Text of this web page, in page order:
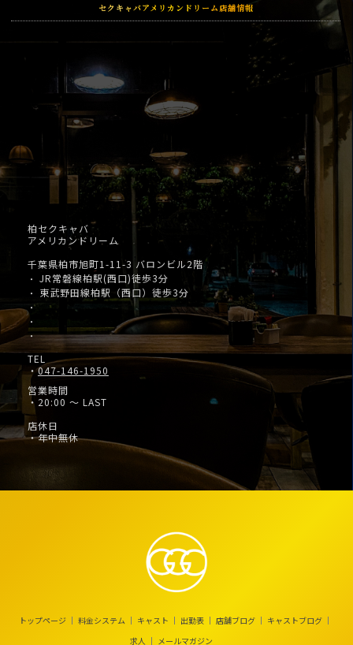
セクキャバアメリカンドリーム店舗情報
柏セクキャバ
アメリカンドリーム
千葉県柏市旭町1-11-3 バロンビル2階
・ JR常磐線柏駅(西口)徒歩3分
・ 東武野田線柏駅（西口）徒歩3分
・
・
・
TEL
・047-146-1950
営業時間
・20:00 ～ LAST
店休日
・年中無休
トップページ 料金システム キャスト 出勤表 店舗ブログ
キャストブログ
求人
メールマガジン